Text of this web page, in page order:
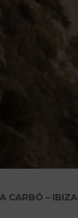
CARBÓ – IBIZA